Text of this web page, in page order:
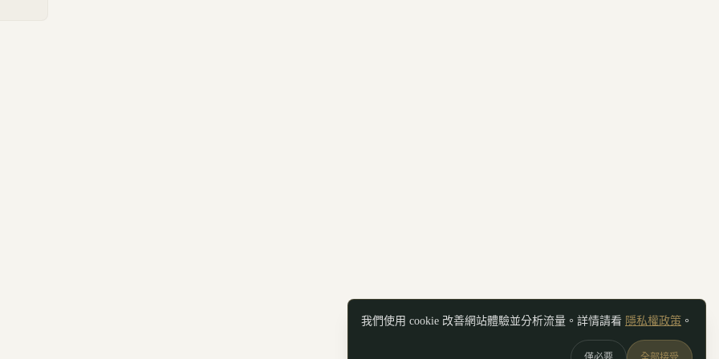
我們使用 cookie 改善網站體驗並分析流量。詳情請看 隱私權政策 。